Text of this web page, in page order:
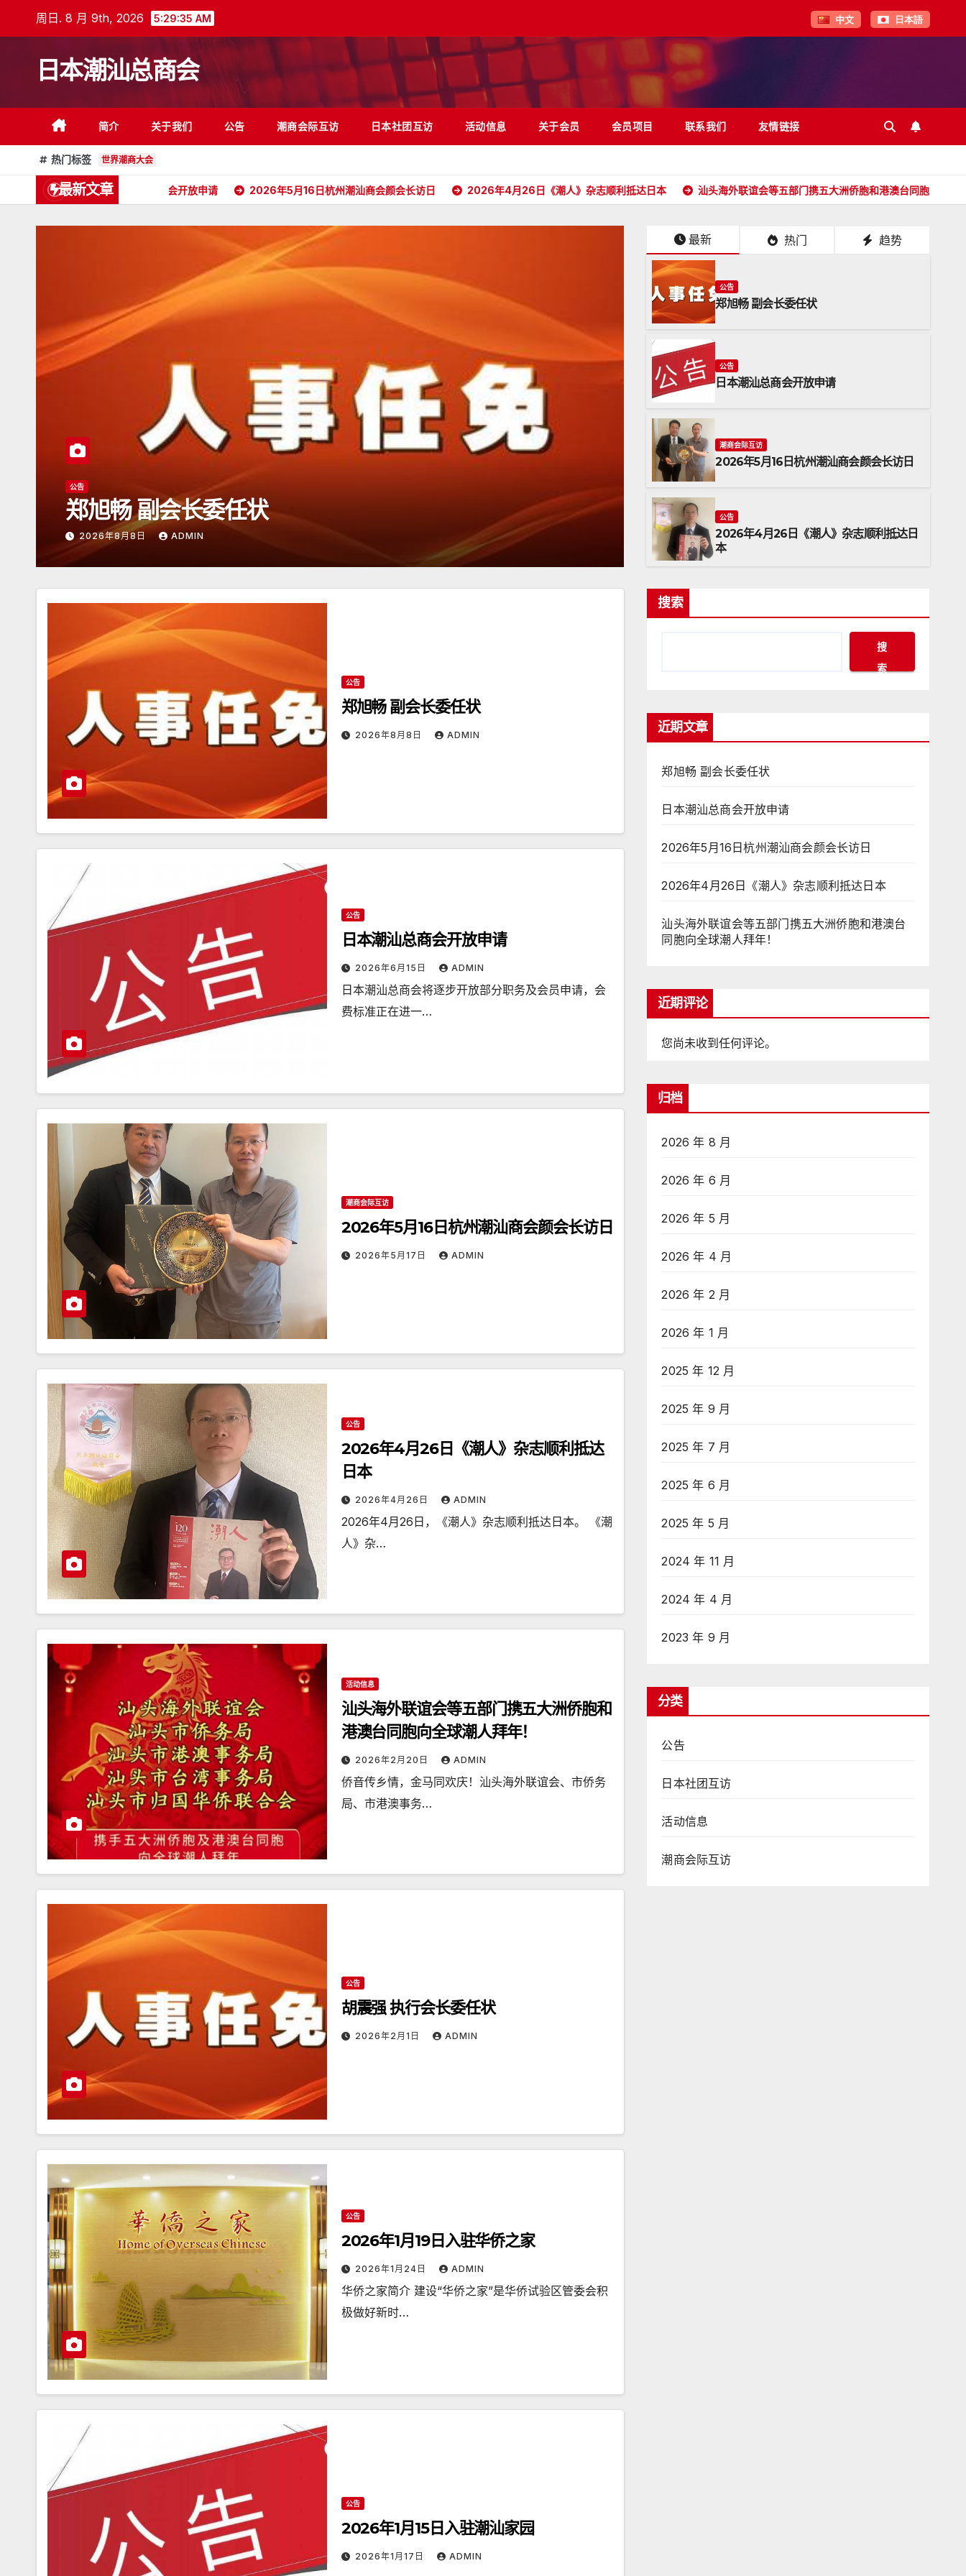
周日. 8 月 9th, 2026 5:29:36 AM 中文 日本語
日本潮汕总商会
简介 关于我们 公告 潮商会际互访 日本社团互访 活动信息 关于会员 会员项目 联系我们 友情链接
热门标签 世界潮商大会
最新文章
日本潮汕总商会开放申请 2026年5月16日杭州潮汕商会颜会长访日 2026年4月26日《潮人》杂志顺利抵达日本 汕头海外联谊会等五部门携五大洲侨胞和港澳台同胞向全球潮人拜年！
公告
日本潮汕总商会开放申请
2026年6月15日 ADMIN
2026年5月16日杭州潮汕商会颜
2026年5月17日 ADMIN
最新 热门 趋势
公告
郑旭畅 副会长委任状
公告
日本潮汕总商会开放申请
潮商会际互访
2026年5月16日杭州潮汕商会颜会长访日
公告
2026年4月26日《潮人》杂志顺利抵达日
本
公告
郑旭畅 副会长委任状
2026年8月8日 ADMIN
公告
日本潮汕总商会开放申请
2026年6月15日 ADMIN
日本潮汕总商会将逐步开放部分职务及会员申请，会
费标准正在进一…
潮商会际互访
2026年5月16日杭州潮汕商会颜会长访日
2026年5月17日 ADMIN
公告
2026年4月26日《潮人》杂志顺利抵达
日本
2026年4月26日 ADMIN
2026年4月26日，《潮人》杂志顺利抵达日本。 《潮
人》杂…
活动信息
汕头海外联谊会等五部门携五大洲侨胞和
港澳台同胞向全球潮人拜年！
2026年2月20日 ADMIN
侨音传乡情，金马同欢庆！汕头海外联谊会、市侨务
局、市港澳事务…
公告
胡震强 执行会长委任状
2026年2月1日 ADMIN
公告
2026年1月19日入驻华侨之家
2026年1月24日 ADMIN
华侨之家简介 建设“华侨之家”是华侨试验区管委会积
极做好新时…
公告
2026年1月15日入驻潮汕家园
2026年1月17日 ADMIN
搜索
搜
索
近期文章
郑旭畅 副会长委任状
日本潮汕总商会开放申请
2026年5月16日杭州潮汕商会颜会长访日
2026年4月26日《潮人》杂志顺利抵达日本
汕头海外联谊会等五部门携五大洲侨胞和港澳台
同胞向全球潮人拜年！
近期评论
您尚未收到任何评论。
归档
2026 年 8 月
2026 年 6 月
2026 年 5 月
2026 年 4 月
2026 年 2 月
2026 年 1 月
2025 年 12 月
2025 年 9 月
2025 年 7 月
2025 年 6 月
2025 年 5 月
2024 年 11 月
2024 年 4 月
2023 年 9 月
分类
公告
日本社团互访
活动信息
潮商会际互访